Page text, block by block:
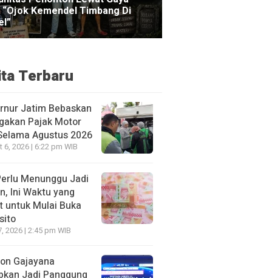
Terbaru
Jatim Bebaskan
Pajak Motor
Agustus 2026
6, 2026 | 6:22 pm WIB
Menunggu Jadi
Ini Waktu yang
untuk Mulai Buka
2026 | 2:45 pm WIB
Gajayana
Jadi Panggung